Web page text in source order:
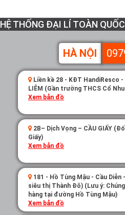
HỆ THỐNG ĐẠI LÍ TOÀN QUỐC
HÀ NỘI
Liền kề 28 - KĐT HandiResco
LIÊM (Gần trường THCS Cổ
Xem bản đồ
2B– Dịch Vọng – CẦU GIẤY
Giấy)
Xem bản đồ
181 - Hồ Tùng Mậu - Cầu
siêu thị Thành Đô) (Lưu ý:
hàng tại đường Hồ Tùng Mậu)
Xem bản đồ